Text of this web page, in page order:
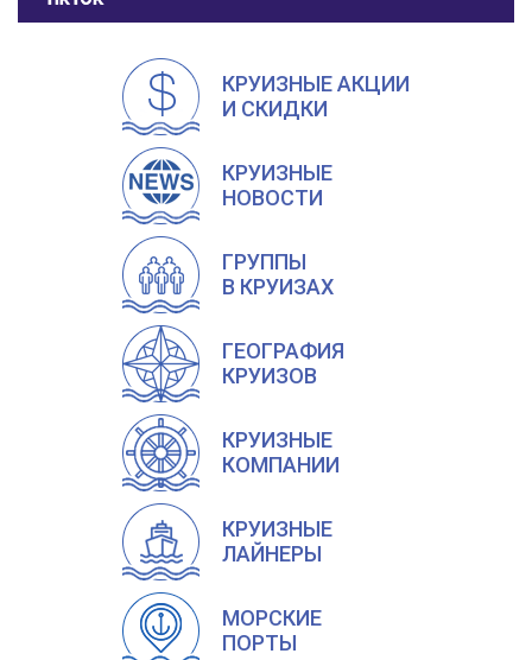
КРУИЗНЫЕ АКЦИИ
И СКИДКИ
КРУИЗНЫЕ
НОВОСТИ
ГРУППЫ
В КРУИЗАХ
ГЕОГРАФИЯ
КРУИЗОВ
КРУИЗНЫЕ
КОМПАНИИ
КРУИЗНЫЕ
ЛАЙНЕРЫ
МОРСКИЕ
ПОРТЫ